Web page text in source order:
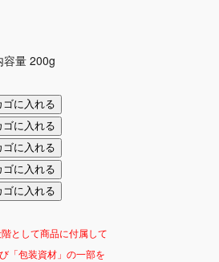
量 200g
として商品に付属して
「包装資材」の一部を